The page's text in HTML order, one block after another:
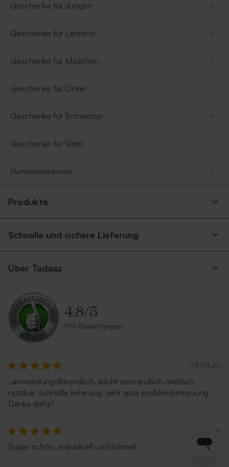
Geschenke für Jungen
Geschenke für Lehrer:in
Geschenke für Mädchen
Geschenke für Onkel
Geschenke für Schwester
Geschenke für Vater
Hundekeksdosen
Produkte
Schnelle und sichere Lieferung
Über Tadaaz
4.8/5
951 Bewertungen
04.08.26
..anwendungsfreundlich. leicht verständlich. vielfach
nutzbar. schnelle lieferung. sehr gute problembetreuung.
Danke dafür!
28.07.26
Super schön, individuell und schnell